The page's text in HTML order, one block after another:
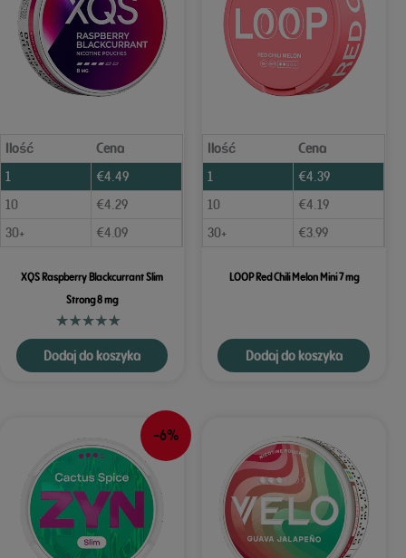
Ilość
Cena
1
€4.49
10
€4.29
30+
€4.09
XQS Raspberry Blackcurrant Slim
Strong 8 mg
Dodaj do koszyka
Ilość
Cena
1
€4.39
10
€4.19
30+
€3.99
LOOP Red Chili Melon Mini 7 mg
Dodaj do koszyka
-6%